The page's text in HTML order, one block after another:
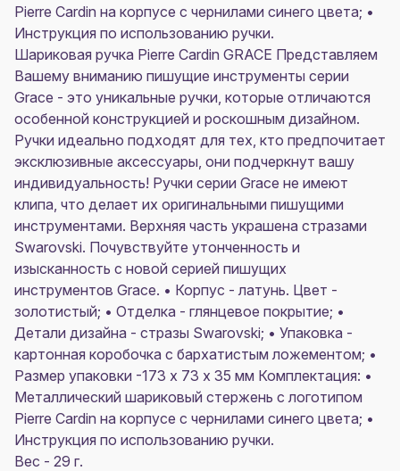
Pierre Cardin на корпусе с чернилами синего цвета; •
Инструкция по использованию ручки.
Шариковая ручка Pierre Cardin GRACE Представляем
Вашему вниманию пишущие инструменты серии
Grace - это уникальные ручки, которые отличаются
особенной конструкцией и роскошным дизайном.
Ручки идеально подходят для тех, кто предпочитает
эксклюзивные аксессуары, они подчеркнут вашу
индивидуальность! Ручки серии Grace не имеют
клипа, что делает их оригинальными пишущими
инструментами. Верхняя часть украшена стразами
Swarovski. Почувствуйте утонченность и
изысканность с новой серией пишущих
инструментов Grace. • Корпус - латунь. Цвет -
золотистый; • Отделка - глянцевое покрытие; •
Детали дизайна - стразы Swarovski; • Упаковка -
картонная коробочка с бархатистым ложементом; •
Размер упаковки -173 х 73 х 35 мм Комплектация: •
Металлический шариковый стержень с логотипом
Pierre Cardin на корпусе с чернилами синего цвета; •
Инструкция по использованию ручки.
Вес - 29 г.